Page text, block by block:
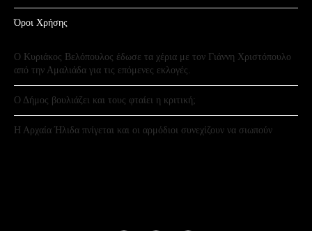
Όροι Χρήσης
Ο Κυριάκος Βελόπουλος έδωσε τα χέρια με τον Γιάννη Χριστόπουλο
από την Αμαλιάδα για τις επόμενες εκλογές.
Ο Δήμος βουλιάζει και τους φταίει η κριτική;
Η Αρχαία Ήλιδα πνίγεται και οι αρμόδιοι συνεχίζουν να σιωπούν